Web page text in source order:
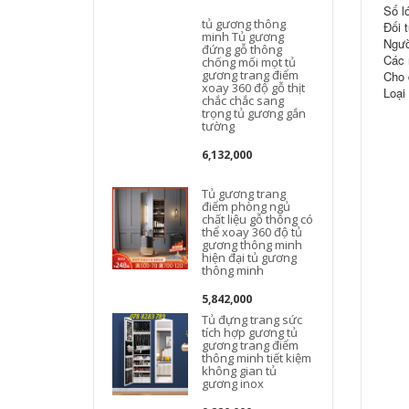
tủ gương thông
minh Tủ gương
đứng gỗ thông
chống mối mọt tủ
gương trang điểm
xoay 360 độ gỗ thịt
chắc chắc sang
trọng tủ gương gắn
tường
6,132,000
Tủ gương trang
điểm phòng ngủ
chất liệu gỗ thông có
thể xoay 360 độ tủ
gương thông minh
hiện đại tủ gương
thông minh
5,842,000
Tủ đựng trang sức
tích hợp gương tủ
gương trang điểm
thông minh tiết kiệm
không gian tủ
gương inox
Số
Đối
Các
Cho